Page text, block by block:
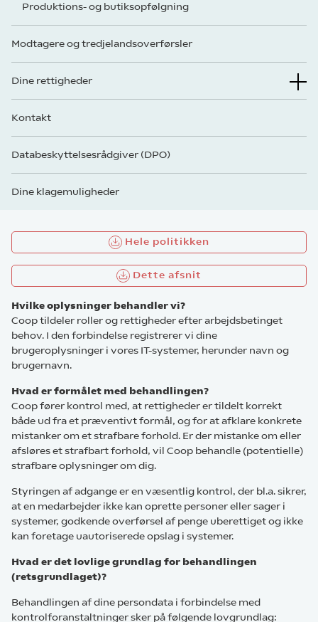
Produktions- og butiksopfølgning
Modtagere og tredjelandsoverførsler
Dine rettigheder
Kontakt
Databeskyttelsesrådgiver (DPO)
Dine klagemuligheder
Hele politikken
Dette afsnit
Hvilke oplysninger behandler vi?
Coop tildeler roller og rettigheder efter arbejdsbetinget
behov. I den forbindelse registrerer vi dine
brugeroplysninger i vores IT-systemer, herunder navn og
brugernavn.
Hvad er formålet med behandlingen?
Coop fører kontrol med, at rettigheder er tildelt korrekt
både ud fra et præventivt formål, og for at afklare konkrete
mistanker om et strafbare forhold. Er der mistanke om eller
afsløres et strafbart forhold, vil Coop behandle (potentielle)
strafbare oplysninger om dig.
Styringen af adgange er en væsentlig kontrol, der bl.a. sikrer,
at en medarbejder ikke kan oprette personer eller sager i
systemer, godkende overførsel af penge uberettiget og ikke
kan foretage uautoriserede opslag i systemer.
Hvad er det lovlige grundlag for behandlingen
(retsgrundlaget)?
Behandlingen af dine persondata i forbindelse med
kontrolforanstaltninger sker på følgende lovgrundlag: